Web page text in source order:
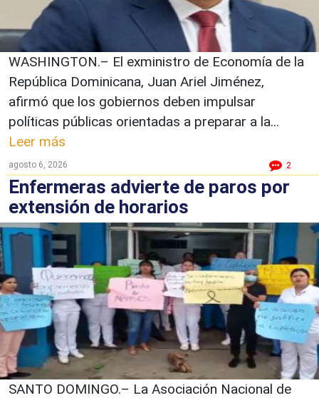
WASHINGTON.– El exministro de Economía de la
República Dominicana, Juan Ariel Jiménez,
afirmó que los gobiernos deben impulsar
políticas públicas orientadas a preparar a la...
Leer más
agosto 6, 2026 2
Enfermeras advierte de paros por
extensión de horarios
SANTO DOMINGO.– La Asociación Nacional de